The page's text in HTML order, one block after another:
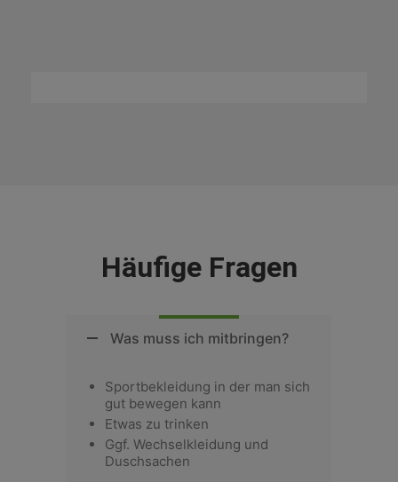
Häufige Fragen
Was muss ich mitbringen?
Sportbekleidung in der man sich
gut bewegen kann
Etwas zu trinken
Ggf. Wechselkleidung und
Duschsachen